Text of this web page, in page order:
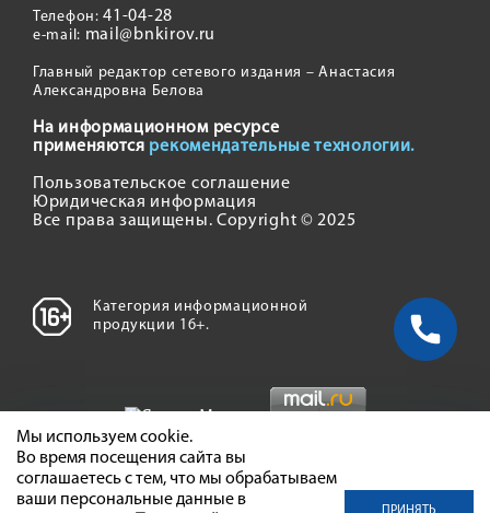
Телефон:41-04-28
e-mail: mail@bnkirov.ru
Главный редактор сетевого издания – Анастасия
Александровна Белова
На информационном ресурсе
применяются рекомендательные технологии.
Пользовательское соглашение
Юридическая информация
Все права защищены. Copyright © 2025
Категория информационной
продукции 16+.
Мы используем cookie.
Во время посещения сайта вы
соглашаетесь с тем, что мы обрабатываем
ваши персональные данные в